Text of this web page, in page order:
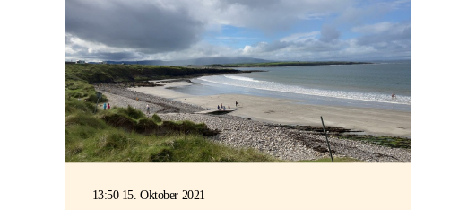
13:50 15. Oktober 2021